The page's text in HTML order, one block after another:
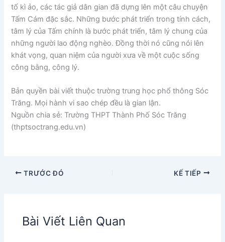
tố kì ảo, các tác giả dân gian đã dựng lên một câu chuyện
Tấm Cám đặc sắc. Những bước phát triển trong tính cách,
tâm lý của Tấm chính là bước phát triển, tâm lý chung của
những người lao động nghèo. Đồng thời nó cũng nói lên
khát vọng, quan niệm của người xưa về một cuộc sống
công bằng, công lý.
Bản quyền bài viết thuộc trường trung học phổ thông Sóc
Trăng. Mọi hành vi sao chép đều là gian lận.
Nguồn chia sẻ: Trường THPT Thành Phố Sóc Trăng
(thptsoctrang.edu.vn)
TRƯỚC ĐÓ KẾ TIẾP
Bài Viết Liên Quan